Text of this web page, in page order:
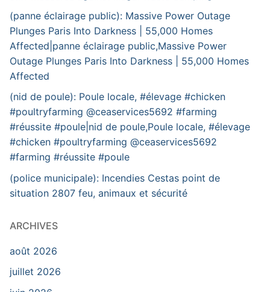
(panne éclairage public): Massive Power Outage
Plunges Paris Into Darkness | 55,000 Homes
Affected|panne éclairage public,Massive Power
Outage Plunges Paris Into Darkness | 55,000 Homes
Affected
(nid de poule): Poule locale, #élevage #chicken
#poultryfarming @ceaservices5692 #farming
#réussite #poule|nid de poule,Poule locale, #élevage
#chicken #poultryfarming @ceaservices5692
#farming #réussite #poule
(police municipale): Incendies Cestas point de
situation 2807 feu, animaux et sécurité
ARCHIVES
août 2026
juillet 2026